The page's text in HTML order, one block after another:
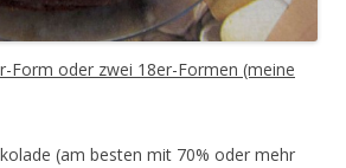
Form oder zwei 18er-Formen (meine
(am besten mit 70% oder mehr